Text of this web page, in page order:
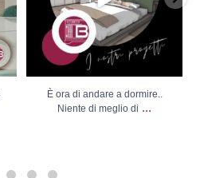
È ora di andare a dormire..
Niente di meglio di ...